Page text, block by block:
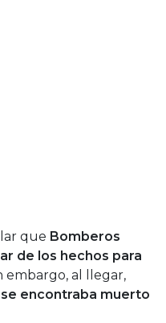
que Bomberos
de los hechos para
embargo, al llegar,
encontraba muerto